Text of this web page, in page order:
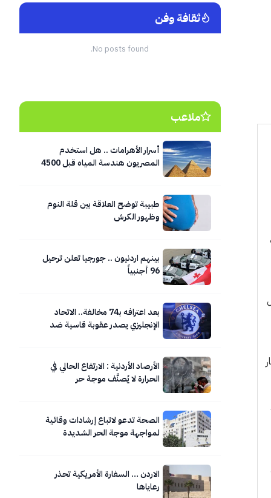
بين 500 و800 دينار
ثقافة وفن
No posts found.
ملاعب
أسرار الأهرامات .. هل استخدم
المصريون هندسة المياه قبل 4500
طبيبة توضح العلاقة بين قلة النوم
وظهور الكرش
بينهم اردنيون .. جورجيا تعلن ترحيل
96 أجنبياً
بعد اعترافه بـ74 مخالفة.. الاتحاد
الإنجليزي يصدر عقوبة قاسية ضد
الأرصاد الأردنية : الارتفاع الحالي في
الحرارة لا يُصنَّف موجة حر
الصحة تدعو لاتباع إرشادات وقائية
لمواجهة موجة الحر الشديدة
الاردن … السفارة الأمريكية تحذر
رعاياها